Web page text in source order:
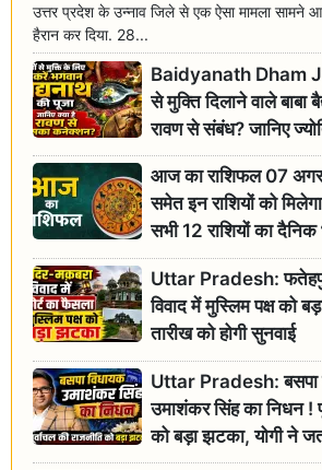
उत्तर प्रदेश के उन्नाव जिले से एक ऐसा मामला सामने
हैरान कर दिया. 28...
Baidyanath Dham
से मुक्ति दिलाने वाले बाबा
रावण से संबंध? जानिए
आज का राशिफल 07
समेत इन राशियों को
सभी 12 राशियों का
Uttar Pradesh:
विवाद में मुस्लिम पक्ष को
तारीख को होगी सुनवाई
Uttar Pradesh: बसपा
उमाशंकर सिंह का निधन !
को बड़ा झटका, योगी ने